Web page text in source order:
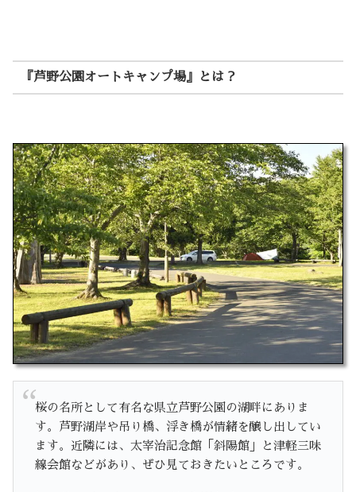
『芦野公園オートキャンプ場』とは？
桜の名所として有名な県立芦野公園の湖畔にありま
す。芦野湖岸や吊り橋、浮き橋が情緒を醸し出してい
ます。近隣には、太宰治記念館「斜陽館」と津軽三味
線会館などがあり、ぜひ見ておきたいところです。